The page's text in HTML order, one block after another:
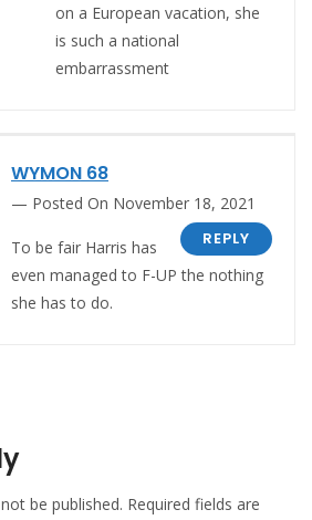
on a European vacation, she
is such a national
embarrassment
WYMON 68
Posted On November 18, 2021
REPLY
To be fair Harris has
even managed to F-UP the nothing
she has to do.
be published. Required fields are